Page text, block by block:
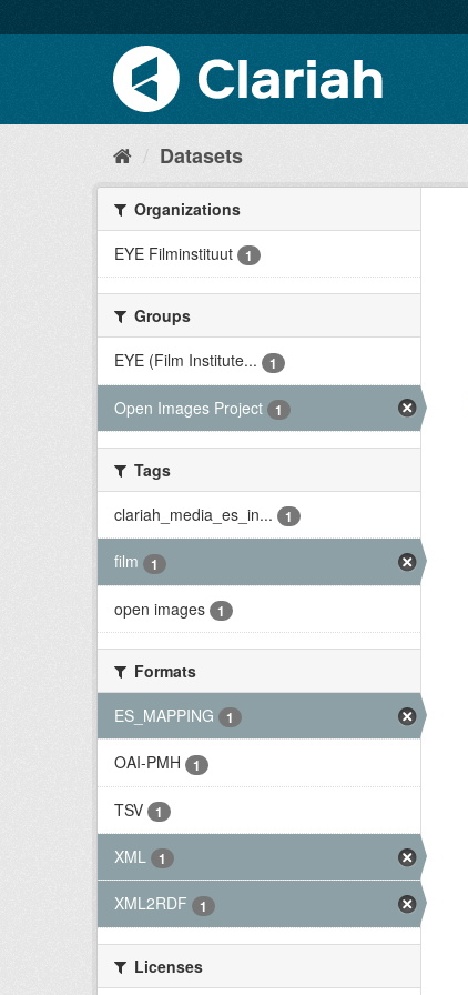
Datasets
Organizations
EYE Filminstituut
1
Groups
EYE (Film Institute...
1
Open Images Project 1
Tags
clariah_media_es_in...
1
film 1
open images 1
Formats
ES_MAPPING
1
OAI-PMH 1
TSV 1
XML 1
XML2RDF 1
Licenses